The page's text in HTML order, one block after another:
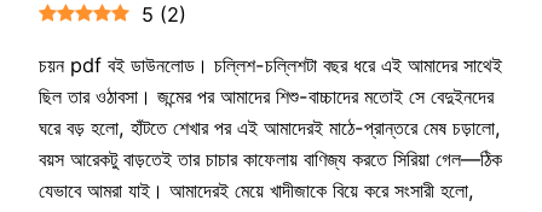
5 (2)
চয়ন pdf বই ডাউনলোড। চল্লিশ-চল্লিশটা বছর ধরে এই আমাদের সাথেই
ছিল তার ওঠাবসা। জন্মের পর আমাদের শিশু-বাচ্চাদের মতোই সে বেদুইনদের
ঘরে বড় হলো, হাঁটতে শেখার পর এই আমাদেরই মাঠে-প্রান্তরে মেষ চড়ালো,
বয়স আরেকটু বাড়তেই তার চাচার কাফেলায় বাণিজ্য করতে সিরিয়া গেল—ঠিক
যেভাবে আমরা যাই। আমাদেরই মেয়ে খাদীজাকে বিয়ে করে সংসারী হলো,